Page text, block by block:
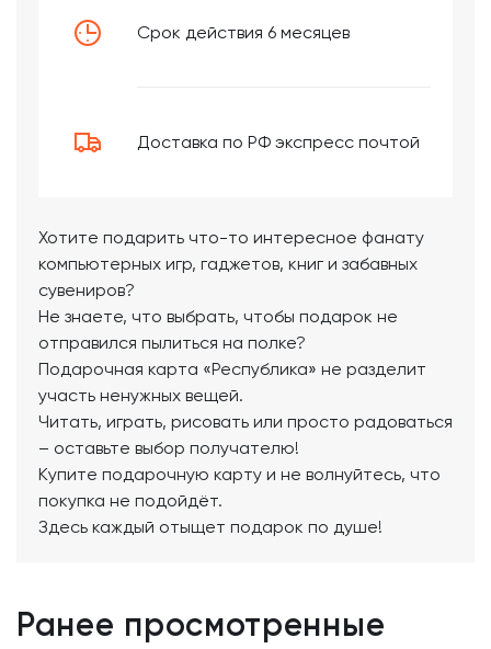
Срок действия 6 месяцев
Доставка по РФ экспресс почтой
Хотите подарить что-то интересное фанату
компьютерных игр, гаджетов, книг и забавных
сувениров?
Не знаете, что выбрать, чтобы подарок не
отправился пылиться на полке?
Подарочная карта «Республика» не разделит
участь ненужных вещей.
Читать, играть, рисовать или просто радоваться
– оставьте выбор получателю!
Купите подарочную карту и не волнуйтесь, что
покупка не подойдёт.
Здесь каждый отыщет подарок по душе!
Ранее просмотренные